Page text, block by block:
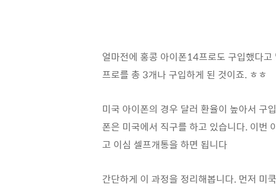
얼마전에 홍콩 아이폰14프로도 구입했다
프로를 총 3개나 구입하게 된 것이죠. ㅎㅎ
미국 아이폰의 경우 달러 환율이 높아서 구
폰은 미국에서 직구를 하고 있습니다. 이번
고 이심 셀프개통을 하면 됩니다
간단하게 이 과정을 정리해봅니다. 먼저